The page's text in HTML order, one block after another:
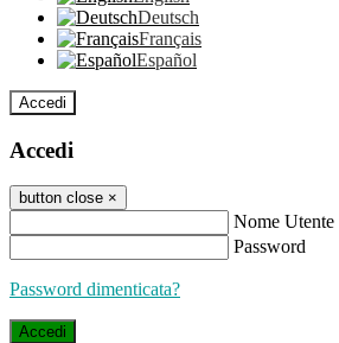
Deutsch
Français
Español
Accedi
Accedi
button close ×
Nome Utente
Password
Password dimenticata?